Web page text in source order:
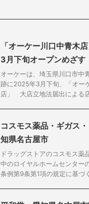
「オーケー川口中青
3月下旬オープンめざす
オーケーは、埼玉県川口市中
跡に2025年3月下旬、「オー
店」 大店立地法届出による
コスモス薬品・ギガス
知県名古屋市
ドラッグストアのコスモス薬
中のロイヤルホームセンター
条例第9条第1項の規定に基づ